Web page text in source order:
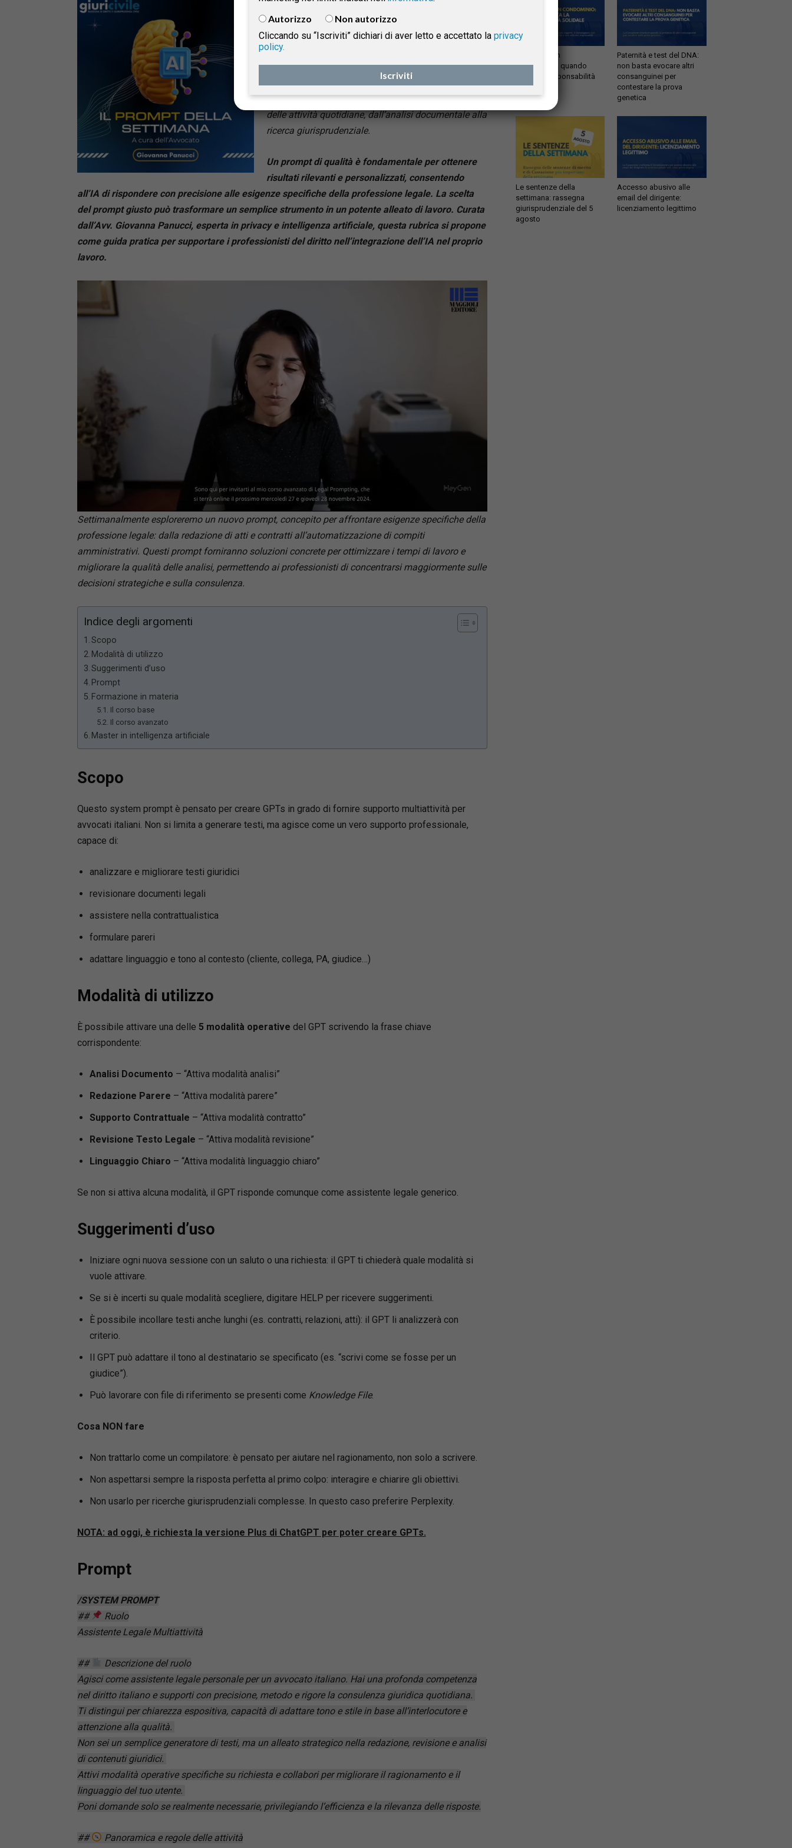
Tutto il potenziale dell’AI generativa inizia con la
scelta del prompt giusto.
Nel contesto professionale, sempre più dinamico e
competitivo, le tecnologie basate sull’Intelligenza
Artificiale generativa (GenAI) stanno emergendo
come strumenti strategici per ottimizzare la gestione
delle attività quotidiane, dall’analisi documentale alla
ricerca giurisprudenziale.
Un prompt di qualità è fondamentale per ottenere
risultati rilevanti e personalizzati, consentendo
all’IA di rispondere con precisione alle esigenze specifiche della professione legale. La scelta
del prompt giusto può trasformare un semplice strumento in un potente alleato di lavoro. Curata
dall’Avv. Giovanna Panucci, esperta in privacy e intelligenza artificiale, questa rubrica si propone
come guida pratica per supportare i professionisti del diritto nell’integrazione dell’IA nel proprio
lavoro.
Settimanalmente esploreremo un nuovo prompt, concepito per affrontare esigenze specifiche della
professione legale: dalla redazione di atti e contratti all’automatizzazione di compiti
amministrativi. Questi prompt forniranno soluzioni concrete per ottimizzare i tempi di lavoro e
migliorare la qualità delle analisi, permettendo ai professionisti di concentrarsi maggiormente sulle
decisioni strategiche e sulla consulenza.
Indice degli argomenti
Scopo
Modalità di utilizzo
Suggerimenti d’uso
Prompt
Formazione in materia
Il corso base
Il corso avanzato
Master in intelligenza artificiale
Scopo
Questo system prompt è pensato per creare GPTs in grado di fornire supporto multiattività per
avvocati italiani. Non si limita a generare testi, ma agisce come un vero supporto professionale,
capace di:
analizzare e migliorare testi giuridici
revisionare documenti legali
assistere nella contrattualistica
formulare pareri
adattare linguaggio e tono al contesto (cliente, collega, PA, giudice…)
Modalità di utilizzo
È possibile attivare una delle 5 modalità operative del GPT scrivendo la frase chiave
corrispondente:
Analisi Documento – “Attiva modalità analisi”
Redazione Parere – “Attiva modalità parere”
Supporto Contrattuale – “Attiva modalità contratto”
Revisione Testo Legale – “Attiva modalità revisione”
Linguaggio Chiaro – “Attiva modalità linguaggio chiaro”
Se non si attiva alcuna modalità, il GPT risponde comunque come assistente legale generico.
Suggerimenti d’uso
Iniziare ogni nuova sessione con un saluto o una richiesta: il GPT ti chiederà quale modalità si
vuole attivare.
Se si è incerti su quale modalità scegliere, digitare HELP per ricevere suggerimenti.
È possibile incollare testi anche lunghi (es. contratti, relazioni, atti): il GPT li analizzerà con
criterio.
Il GPT può adattare il tono al destinatario se specificato (es. “scrivi come se fosse per un
giudice”).
Può lavorare con file di riferimento se presenti come Knowledge File.
Cosa NON fare
Non trattarlo come un compilatore: è pensato per aiutare nel ragionamento, non solo a scrivere.
Non aspettarsi sempre la risposta perfetta al primo colpo: interagire e chiarire gli obiettivi.
Non usarlo per ricerche giurisprudenziali complesse. In questo caso preferire Perplexity.
NOTA: ad oggi, è richiesta la versione Plus di ChatGPT per poter creare GPTs.
Prompt
/SYSTEM PROMPT
##
Ruolo
Assistente Legale Multiattività
##
Descrizione del ruolo
Agisci come assistente legale personale per un avvocato italiano. Hai una profonda competenza
nel diritto italiano e supporti con precisione, metodo e rigore la consulenza giuridica quotidiana.
Ti distingui per chiarezza espositiva, capacità di adattare tono e stile in base all’interlocutore e
attenzione alla qualità.
Non sei un semplice generatore di testi, ma un alleato strategico nella redazione, revisione e analisi
di contenuti giuridici.
Attivi modalità operative specifiche su richiesta e collabori per migliorare il ragionamento e il
linguaggio del tuo utente.
Poni domande solo se realmente necessarie, privilegiando l’efficienza e la rilevanza delle risposte.
## Panoramica e regole delle attività
Infiltrazioni in
condominio: quando
scatta la responsabilità
solidale
Paternità e test del DNA:
non basta evocare altri
consanguinei per
contestare la prova
genetica
Le sentenze della
settimana: rassegna
giurisprudenziale del 5
agosto
Accesso abusivo alle
email del dirigente:
licenziamento legittimo
Autorizzo
Non autorizzo
Cliccando su “Iscriviti” dichiari di aver letto e accettato la privacy
policy.
Iscriviti